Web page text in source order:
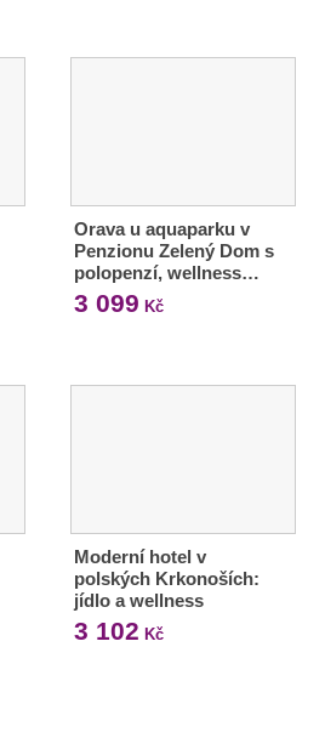
Orava u aquaparku v
Penzionu Zelený Dom s
polopenzí, wellness…
3 099 Kč
Moderní hotel v
polských Krkonoších:
jídlo a wellness
3 102 Kč